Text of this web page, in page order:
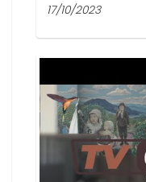
17/10/2023